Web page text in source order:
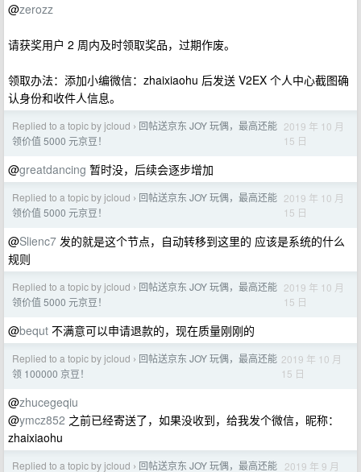
@zerozz
请获奖用户 2 周内及时领取奖品，过期作废。
领取办法：添加小编微信：zhaixiaohu 后发送 V2EX 个人中心截图确
认身份和收件人信息。
Replied to a topic by jcloud › 回帖送京东 JOY 玩偶，最高还能
领价值 5000 元京豆！
2019 年 10 月
15 日
@greatdancing 暂时没，后续会逐步增加
Replied to a topic by jcloud › 回帖送京东 JOY 玩偶，最高还能
领价值 5000 元京豆！
2019 年 10 月
15 日
@Slienc7 发的就是这个节点，自动转移到这里的 应该是系统的什么
规则
Replied to a topic by jcloud › 回帖送京东 JOY 玩偶，最高还能
领价值 5000 元京豆！
2019 年 10 月
15 日
@bequt 不满意可以申请退款的，现在质量刚刚的
Replied to a topic by jcloud › 回帖送京东 JOY 玩偶，最高还能
领 100000 京豆！
2019 年 10 月
15 日
@zhucegeqiu
@ymcz852 之前已经寄送了，如果没收到，给我发个微信，昵称：
zhaixiaohu
Replied to a topic by jcloud › 回帖送京东 JOY 玩偶，最高还能 2019 年 9 月